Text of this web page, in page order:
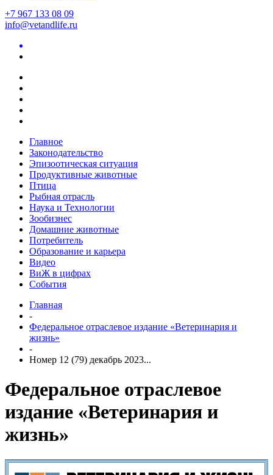
+7 967 133 08 09
info@vetandlife.ru
Главное
Законодательство
Эпизоотическая ситуация
Продуктивные животные
Птица
Рыбная отрасль
Наука и Технологии
Зообизнес
Домашние животные
Потребитель
Образование и карьера
Видео
ВиЖ в цифрах
События
Главная
-
Федеральное отраслевое издание «Ветеринария и
жизнь»
-
Номер 12 (79) декабрь 2023...
Федеральное отраслевое
издание «Ветеринария и
жизнь»